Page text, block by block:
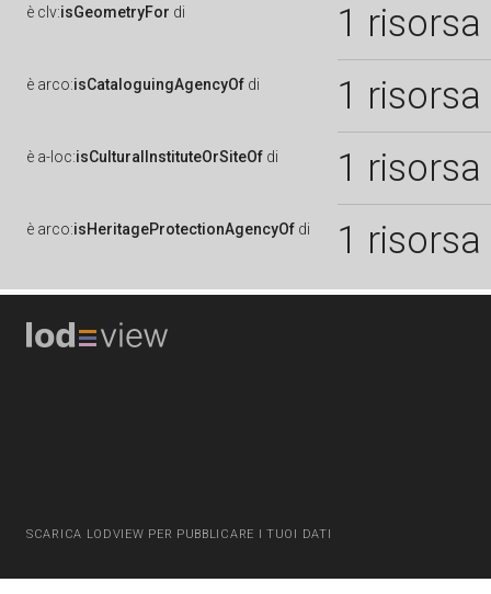
è clv:isGeometryFor di 1 risorsa
è arco:isCataloguingAgencyOf di 1 risorsa
è a-loc:isCulturalInstituteOrSiteOf di 1 risorsa
è arco:isHeritageProtectionAgencyOf di 1 risorsa
SCARICA LODVIEW PER PUBBLICARE I TUOI DATI